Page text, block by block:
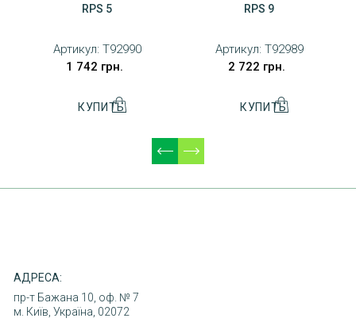
RPS 5
Артикул: T92990
1 742 грн.
RPS 9
Артикул: T92989
2 722 грн.
ОПЛАТА
АДРЕСА:
пр-т Бажана 10, оф. № 7
м. Київ, Україна, 02072